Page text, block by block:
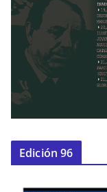
Edición 96